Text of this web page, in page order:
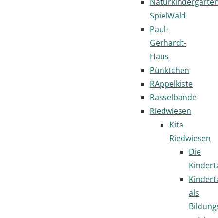
SpielWald
Paul-
Gerhardt-
Haus
Pünktchen
RAppelkiste
Rasselbande
Riedwiesen
Kita
Riedwiesen
Die
als